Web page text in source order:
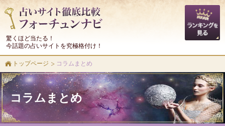
驚くほど当たる！
今話題の占いサイトを究極格付け！
トップページ コラムまとめ
コラムまとめ